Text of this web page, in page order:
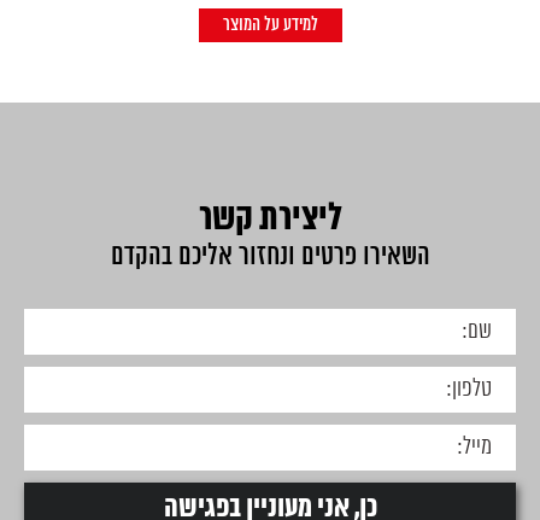
למידע על המוצר
ליצירת קשר
השאירו פרטים ונחזור אליכם בהקדם